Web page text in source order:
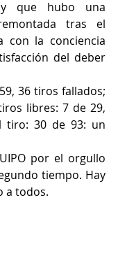
que hubo una
tras el
con la conciencia
del deber
36 tiros fallados;
libres: 7 de 29,
tiro: 30 de 93: un
por el orgullo
tiempo. Hay
a todos.